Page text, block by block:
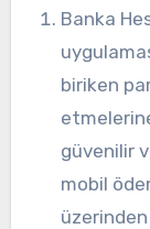
Banka Hesapları: Birçok mobil ödeme
biriken
güvenilir
mobil